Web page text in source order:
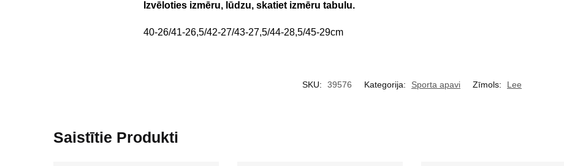
Izvēloties izmēru, lūdzu, skatiet izmēru tabulu.
40-26/41-26,5/42-27/43-27,5/44-28,5/45-29cm
SKU: 39576 Kategorija: Sporta apavi Zīmols: Lee
Saistītie Produkti